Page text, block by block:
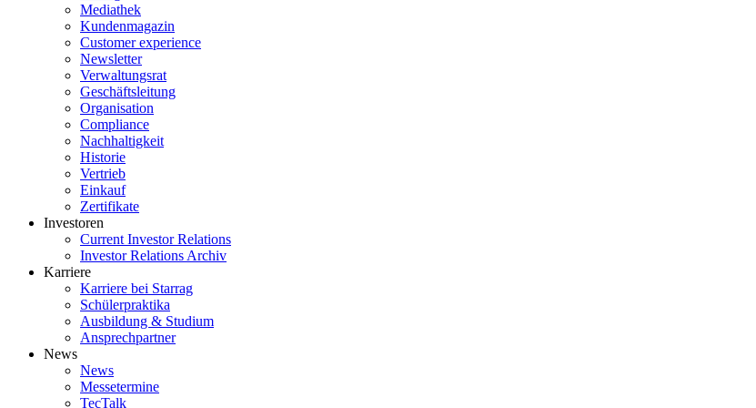
Mediathek
Kundenmagazin
Customer experience
Newsletter
Verwaltungsrat
Geschäftsleitung
Organisation
Compliance
Nachhaltigkeit
Historie
Vertrieb
Einkauf
Zertifikate
Investoren
Current Investor Relations
Investor Relations Archiv
Karriere
Karriere bei Starrag
Schülerpraktika
Ausbildung & Studium
Ansprechpartner
News
News
Messetermine
TecTalk